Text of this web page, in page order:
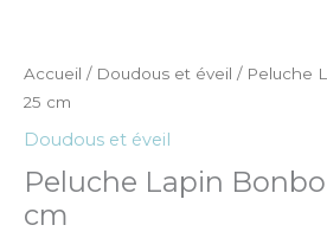
Accueil / Doudous et éveil / Peluche
25 cm
Doudous et éveil
Peluche Lapin
cm